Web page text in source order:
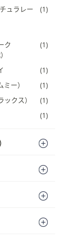
ュラレー
(1)
ク
(1)
(1)
ー）
(1)
クス）
(1)
(1)